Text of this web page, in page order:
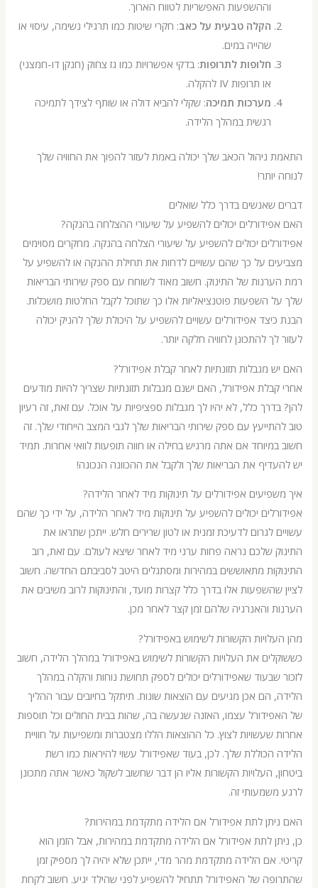
וההשפעות האפשריות לטווח הארוך.
הקלה טבעית על כאב: חקרי שיטות כמו תרגילי נשימה, עיסוי או
שהייה במים.
חלופות לתרופות : בדקי אפשרויות כמו גז צחוק (חנקן דו-חמצני)
או תרופות IV להקלה.
מערכות תמיכה: שקלי להביא דולה או שותף לצידך לתמיכה
רגשית במהלך הלידה.
ניהול הכאב שלך יכולה באמת לעזור להפוך את החוויה שלך
שאנשים בדרך כלל שואלים
יכולים להשפיע על שיעורי ההצלחה בהנקה?
יכולים להשפיע על שיעורי הצלחה בהנקה. מחקרים מסוימים
על כך שהם עשויים לדחות את תחילת ההנקה או להשפיע על
של התינוק. חשוב מאוד לשוחח עם ספק שירותי הבריאות
השפעות פוטנציאליות אלו כך שתוכל לקבל החלטות מושכלות.
אפידורלים עשויים להשפיע על היכולת שלך להניק יכולה
להתכונן לחוויה חלקה יותר.
מגבלות תזונתיות לאחר קבלת אפידורל?
אפידורל, האם ישנם מגבלות תזונתיות שצריך להיות מודעים
כלל, לא יהיו לך מגבלות ספציפיות על אוכל. עם זאת, זה רעיון
עם ספק שירותי הבריאות שלך לגבי המצב הייחודי שלך. זה
אם אתה מרגיש בחילה או חווה תופעות לוואי אחרות. תמיד
את הבריאות שלך ולקבל את ההכוונה הנכונה!
אפידורלים על תינוקות מיד לאחר הלידה?
יכולים להשפיע על תינוקות מיד לאחר הלידה, על ידי כך שהם
לגרום לדעיכת זמנית או לטון שרירים חלש. ייתכן שתראו את
שלכם נראה פחות ערני מיד לאחר שיצא לעולם. עם זאת, רוב
מתאוששים במהירות ומסתגלים היטב לסביבתם החדשה. חשוב
שהשפעות אלו בדרך כלל קצרות מועד, והתינוקות לרוב משיבים את
והאנרגיה שלהם זמן קצר לאחר מכן.
הקשורות לשימוש באפידורל?
את העלויות הקשורות לשימוש באפידורל במהלך הלידה, חשוב
שבעוד שאפידורלים יכולים לספק תחושת נוחות והקלה במהלך
הם אכן מגיעים עם הוצאות שונות. תיתקל בחיובים עבור ההליך
עצמו, האזנה שנעשה בה, שהות בבית החולים וכל תוספות
שעשויות לצוץ. כל ההוצאות הללו מצטברות ומשפיעות על חוויית
הכוללת שלך. לכן, בעוד שאפידורל עשוי להיראות כמו רשת
העלויות הקשורות אליו הן דבר שחשוב לשקול כאשר אתה מתכונן
זה.
לתת אפידורל אם הלידה מתקדמת במהירות?
לתת אפידורל אם הלידה מתקדמת במהירות, אבל הזמן הוא
אם הלידה מתקדמת מהר מדי, ייתכן שלא יהיה לך מספיק זמן
של האפידורל תתחיל להשפיע לפני שהילד יגיע. חשוב לקחת